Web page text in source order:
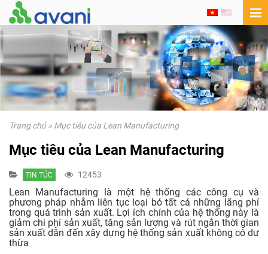
Trang chủ» Mục tiêu của Lean Manufacturing
Mục tiêu của Lean Manufacturing
TIN TỨC 12453
Lean Manufacturing là một hệ thống các công cụ và
phương pháp nhằm liên tục loại bỏ tất cả những lãng phí
trong quá trình sản xuất. Lợi ích chính của hệ thống này là
giảm chi phí sản xuất, tăng sản lượng và rút ngắn thời gian
sản xuất dẫn đến xây dựng hệ thống sản xuất không có dư
thừa